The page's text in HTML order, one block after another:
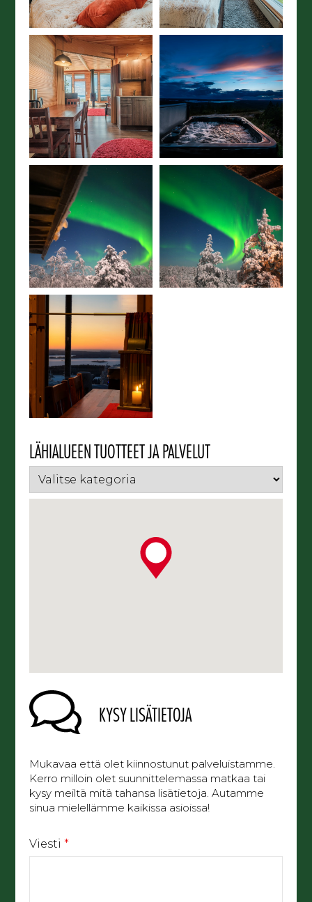
LÄHIALUEEN TUOTTEET JA PALVELUT
KYSY LISÄTIETOJA
Mukavaa että olet kiinnostunut palveluistamme.
Kerro milloin olet suunnittelemassa matkaa tai
kysy meiltä mitä tahansa lisätietoja. Autamme
sinua mielellämme kaikissa asioissa!
Viesti *